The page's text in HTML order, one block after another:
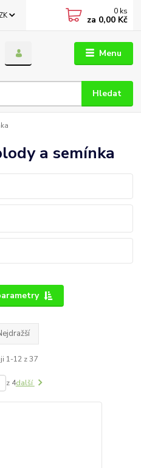
Menu
Hledat
0 ks
za 0,00 Kč
a semínka
1-12 z 37
z 4další